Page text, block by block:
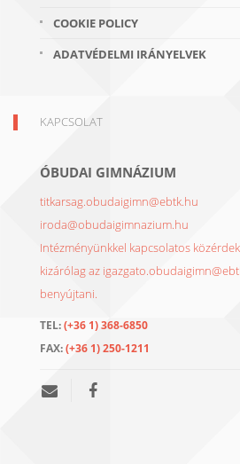
COOKIE POLICY
ADATVÉDELMI IRÁNYELVEK
KAPCSOLAT
ÓBUDAI GIMNÁZIUM
titkarsag.obudaigimn@ebtk.hu
iroda@obudaigimnazium.hu
Intézményünkkel kapcsolatos
kizárólag az
benyújtani.
TEL:(+36 1) 368-6850
FAX:(+36 1) 250-1211